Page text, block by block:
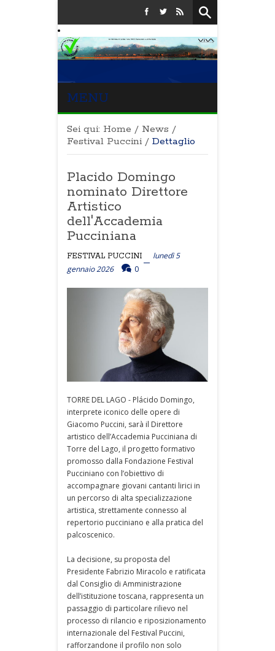
MENU
Sei qui: Home / News /
Festival Puccini / Dettaglio
Placido Domingo
nominato Direttore
Artistico
dell'Accademia
Pucciniana
FESTIVAL PUCCINI
lunedì 5
gennaio 2026
0
TORRE DEL LAGO - Plácido Domingo,
interprete iconico delle opere di
Giacomo Puccini, sarà il Direttore
artistico dell’Accademia Pucciniana di
Torre del Lago, il progetto formativo
promosso dalla Fondazione Festival
Pucciniano con l’obiettivo di
accompagnare giovani cantanti lirici in
un percorso di alta specializzazione
artistica, strettamente connesso al
repertorio pucciniano e alla pratica del
palcoscenico.
La decisione, su proposta del
Presidente Fabrizio Miracolo e ratificata
dal Consiglio di Amministrazione
dell’istituzione toscana, rappresenta un
passaggio di particolare rilievo nel
processo di rilancio e riposizionamento
internazionale del Festival Puccini,
rafforzandone il profilo non solo